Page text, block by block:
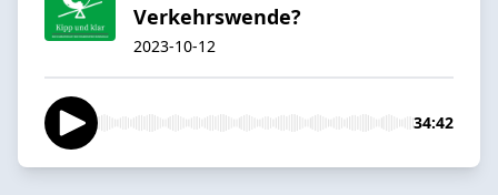
Verkehrswende?
2023-10-12
34:42